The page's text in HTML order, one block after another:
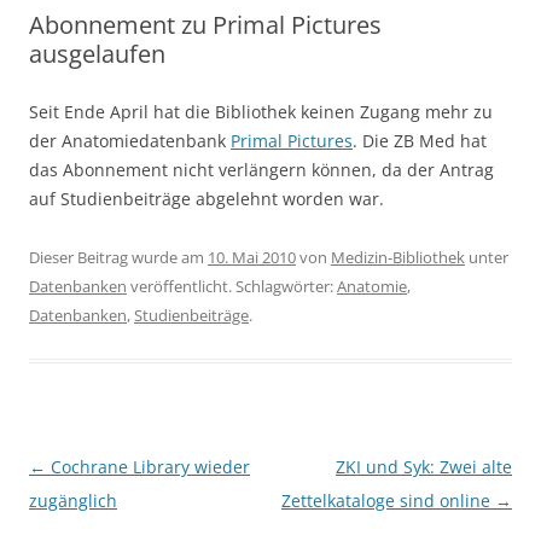
Abonnement zu Primal Pictures
ausgelaufen
Seit Ende April hat die Bibliothek keinen Zugang mehr zu
der Anatomiedatenbank Primal Pictures. Die ZB Med hat
das Abonnement nicht verlängern können, da der Antrag
auf Studienbeiträge abgelehnt worden war.
Dieser Beitrag wurde am 10. Mai 2010von Medizin-Bibliothek unter
Datenbanken veröffentlicht. Schlagwörter:Anatomie,
Datenbanken,Studienbeiträge.
Beitragsnavigation
← Cochrane Library wieder
zugänglich
ZKI und Syk: Zwei alte
Zettelkataloge sind online →